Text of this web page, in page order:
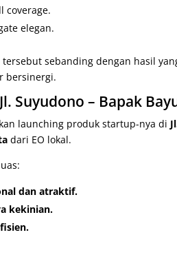
coverage.
elegan.
tersebut sebanding dengan hasil
bersinergi.
Suyudono – Bapak
launching produk startup-nya di
dari EO lokal.
dan atraktif.
kekinian.